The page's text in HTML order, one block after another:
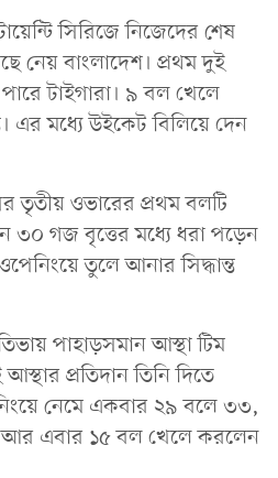
টোয়েন্টি সিরিজে নিজেদের শেষ
নেয় বাংলাদেশ। প্রথম দুই
টাইগারা। ৯ বল খেলে
এর মধ্যে উইকেট বিলিয়ে দেন
তৃতীয় ওভারের প্রথম বলটি
৩০ গজ বৃত্তের মধ্যে ধরা পড়েন
তুলে আনার সিদ্ধান্ত
পাহাড়সমান আস্থা টিম
প্রতিদান তিনি দিতে
নেমে একবার ২৯ বলে ৩৩,
আর এবার ১৫ বল খেলে করলেন